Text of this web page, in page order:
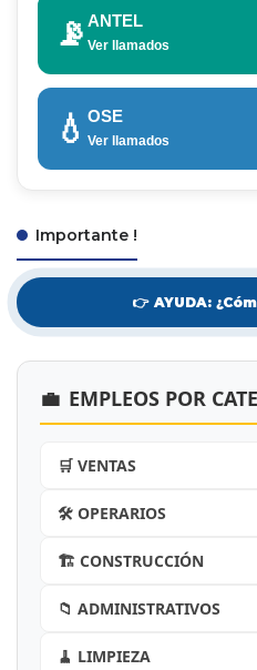
📡 ANTEL
Ver llamados
💧 OSE
Ver llamados
Importante !
👉 AYUDA:
💼 EMPLEOS POR
🛒 VENTAS
🛠️ OPERARIOS
🏗️ CONSTRUCCIÓN
📁 ADMINISTRATIVOS
🧹 LIMPIEZA